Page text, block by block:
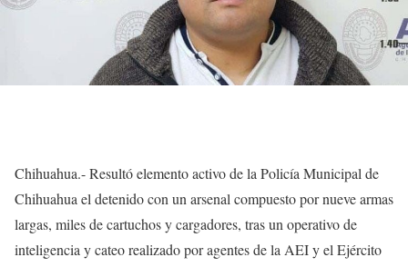
Chihuahua.- Resultó elemento activo de la Policía Municipal de
Chihuahua el detenido con un arsenal compuesto por nueve armas
largas, miles de cartuchos y cargadores, tras un operativo de
inteligencia y cateo realizado por agentes de la AEI y el Ejército